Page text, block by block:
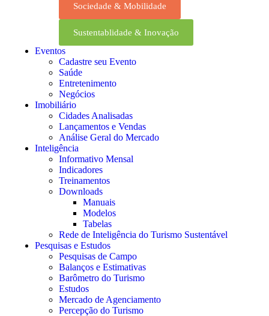
Sociedade & Mobilidade
Sustentablidade & Inovação
Eventos
Cadastre seu Evento
Saúde
Entretenimento
Negócios
Imobiliário
Cidades Analisadas
Lançamentos e Vendas
Análise Geral do Mercado
Inteligência
Informativo Mensal​
Indicadores
Treinamentos
Downloads
Manuais
Modelos
Tabelas
Rede de Inteligência do Turismo Sustentável
Pesquisas e Estudos
Pesquisas de Campo
Balanços e Estimativas
Barômetro do Turismo
Estudos
Mercado de Agenciamento
Percepção do Turismo